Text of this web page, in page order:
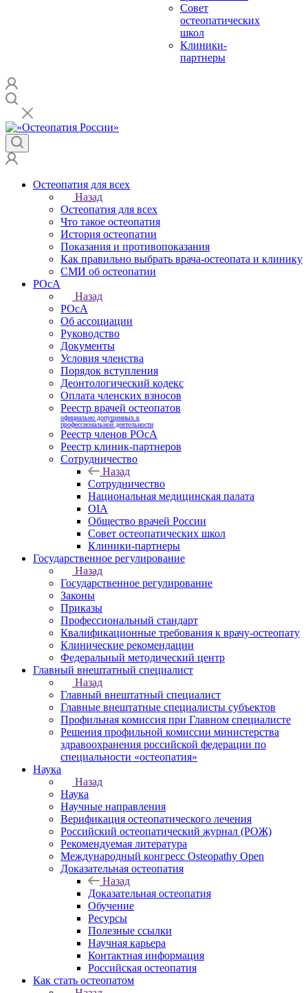
Совет
остеопатических
школ
Клиники-
партнеры
Остеопатия для всех
Назад
Остеопатия для всех
Что такое остеопатия
История остеопатии
Показания и противопоказания
Как правильно выбрать врача-остеопата и клинику
СМИ об остеопатии
РОсА
Назад
РОсА
Об ассоциации
Руководство
Документы
Условия членства
Порядок вступления
Деонтологический кодекс
Оплата членских взносов
Реестр врачей остеопатов
официально допущенных к
профессиональной деятельности
Реестр членов РОсА
Реестр клиник-партнеров
Сотрудничество
Назад
Сотрудничество
Национальная медицинская палата
OIA
Общество врачей России
Совет остеопатических школ
Клиники-партнеры
Государственное регулирование
Назад
Государственное регулирование
Законы
Приказы
Профессиональный стандарт
Квалификационные требования к врачу-остеопату
Клинические рекомендации
Федеральный методический центр
Главный внештатный специалист
Назад
Главный внештатный специалист
Главные внештатные специалисты субъектов
Профильная комиссия при Главном специалисте
Решения профильной комиссии министерства
здравоохранения российской федерации по
специальности «остеопатия»
Наука
Назад
Наука
Научные направления
Верификация остеопатического лечения
Российский остеопатический журнал (РОЖ)
Рекомендуемая литература
Международный конгресс Osteopathy Open
Доказательная остеопатия
Назад
Доказательная остеопатия
Обучение
Ресурсы
Полезные ссылки
Научная карьера
Контактная информация
Российская остеопатия
Как стать остеопатом